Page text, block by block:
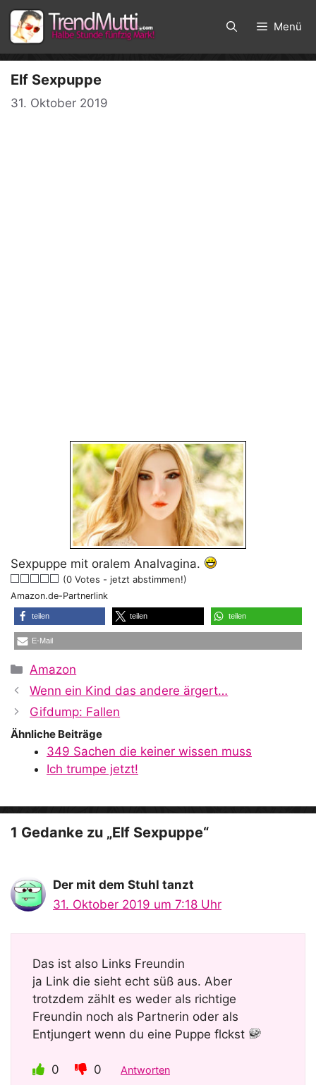
Zum
Inhalt
springen
Menü
Elf Sexpuppe
31. Oktober 2019
Sexpuppe mit oralem Analvagina.
(0 Votes - jetzt abstimmen!)
Amazon.de-Partnerlink
teilen teilen teilen
E-Mail
Kategorien
Amazon
Wenn ein Kind das andere ärgert…
Gifdump: Fallen
Ähnliche Beiträge
349 Sachen die keiner wissen muss
Ich trumpe jetzt!
1 Gedanke zu „Elf Sexpuppe“
Der mit dem Stuhl tanzt
31. Oktober 2019 um 7:18 Uhr
Das ist also Links Freundin
ja Link die sieht echt süß aus. Aber
trotzdem zählt es weder als richtige
Freundin noch als Partnerin oder als
Entjungert wenn du eine Puppe flckst
0 0 Antworten